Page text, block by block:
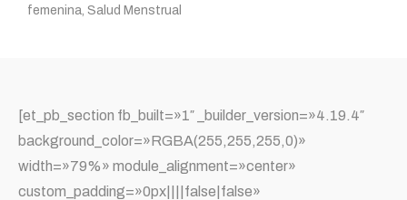
femenina, Salud Menstrual
[et_pb_section fb_built=»1″ _builder_version=»4.19.4″
background_color=»RGBA(255,255,255,0)»
width=»79%» module_alignment=»center»
custom_padding=»0px||||false|false»